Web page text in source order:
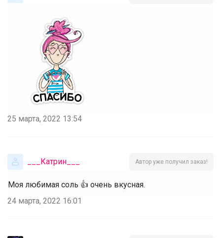
25 марта, 2022 13:54
___Катрин___ Автор уже получил заказ!
Моя любимая соль 👍 очень вкусная.
24 марта, 2022 16:01